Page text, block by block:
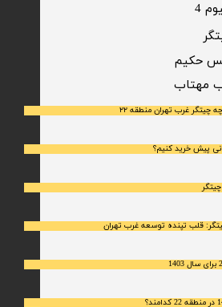
چیتگر غرب تهران منطقه ۲۲
پیش خرید کنیم؟
قلب تپنده توسعه غرب تهران
مهتاب
حکیم
4